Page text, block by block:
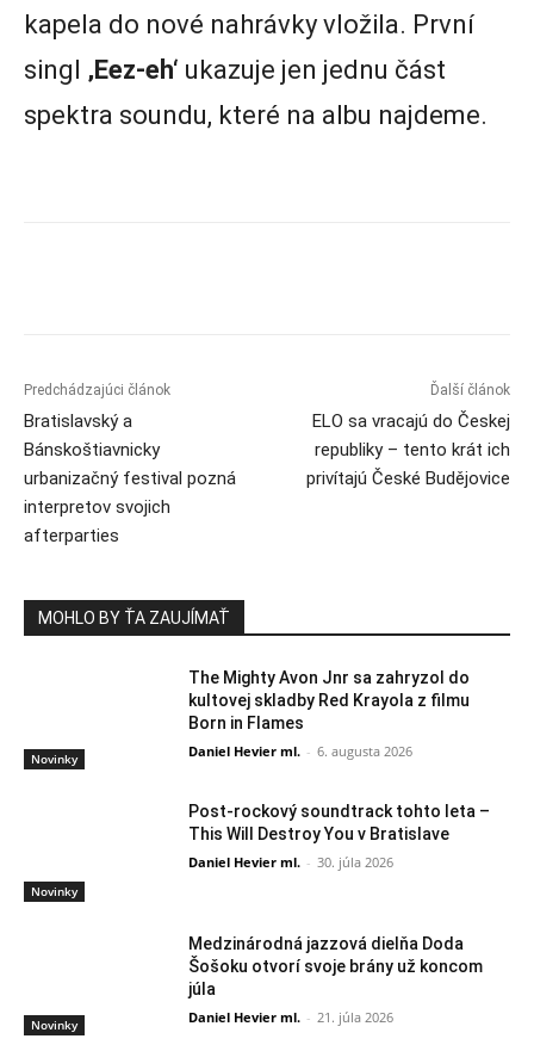
kapela do nové nahrávky vložila. První
singl ‚Eez-eh‘ ukazuje jen jednu část
spektra soundu, které na albu najdeme.
Predchádzajúci článok
Bratislavský a
Bánskoštiavnicky
urbanizačný festival pozná
interpretov svojich
afterparties
Ďalší článok
ELO sa vracajú do Českej
republiky – tento krát ich
privítajú České Budějovice
MOHLO BY ŤA ZAUJÍMAŤ
Novinky
The Mighty Avon Jnr sa zahryzol do
kultovej skladby Red Krayola z filmu
Born in Flames
Daniel Hevier ml. - 6. augusta 2026
Novinky
Post-rockový soundtrack tohto leta –
This Will Destroy You v Bratislave
Daniel Hevier ml. - 30. júla 2026
Novinky
Medzinárodná jazzová dielňa Doda
Šošoku otvorí svoje brány už koncom
júla
Daniel Hevier ml. - 21. júla 2026